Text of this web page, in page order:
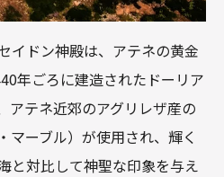
イドン神殿は、アテネの黄金
年ごろに建造されたドーリア
アテネ近郊のアグリレザ産の
マーブル）が使用され、輝く
と対比して神聖な印象を与え